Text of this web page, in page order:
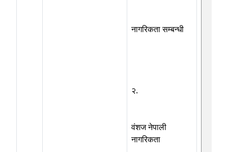
नागरिकता सम्बन्धी
२.
वंशज नेपाली
नागरिकता